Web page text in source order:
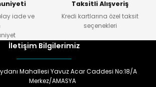
bilgi
23/01/2024
iade ve
Taksitli Alışveriş
Kredi kartlarına özel taksit
seçenekleri
İletişim Bilgilerimiz
Mahallesi Yavuz Acar Caddesi No:18/A
Merkez/AMASYA